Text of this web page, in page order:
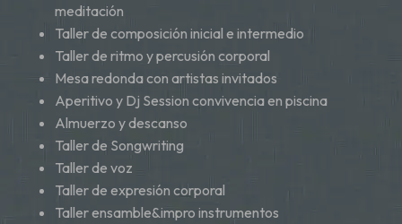
meditación
Taller de composición inicial e intermedio
Taller de ritmo y percusión corporal
Mesa redonda con artistas invitados
Aperitivo y Dj Session convivencia en piscina
Almuerzo y descanso
Taller de Songwriting
Taller de voz
Taller de expresión corporal
Taller ensamble&impro instrumentos